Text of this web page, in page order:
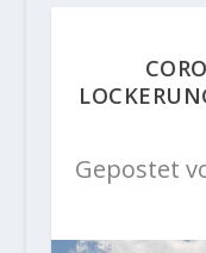
Gepostet